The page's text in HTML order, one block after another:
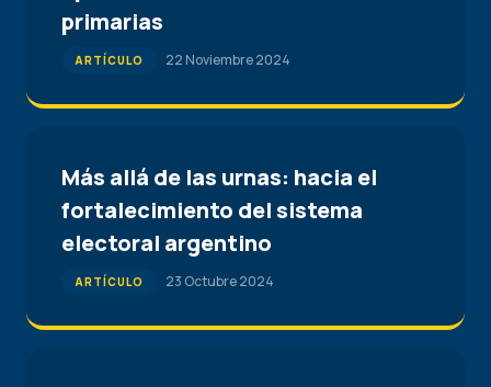
primarias
ARTÍCULO 22 Noviembre 2024
Más allá de las urnas: hacia el
fortalecimiento del sistema
electoral argentino
ARTÍCULO 23 Octubre 2024